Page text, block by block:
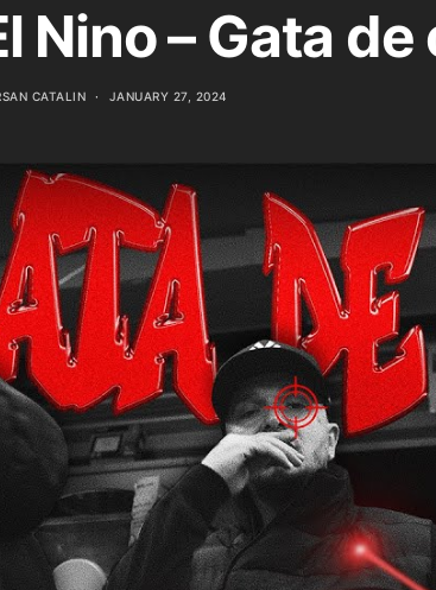
Nino – Gata
CATALIN JANUARY 27, 2024